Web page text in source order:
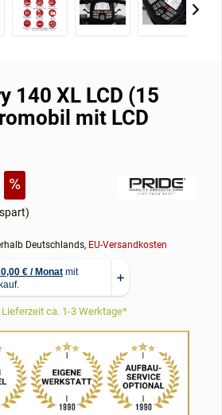
140 XL LCD (15
mit LCD
Deutschlands, EU-Versandkosten
ca. 1-3 Werktage*